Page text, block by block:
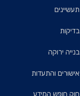
תעשיינים
בדיקות
בנייה ירוקה
אישורים והתעדות